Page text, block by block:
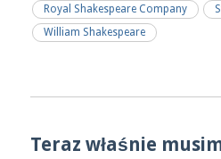
Royal Shakespeare Company
William Shakespeare
Teraz właśnie